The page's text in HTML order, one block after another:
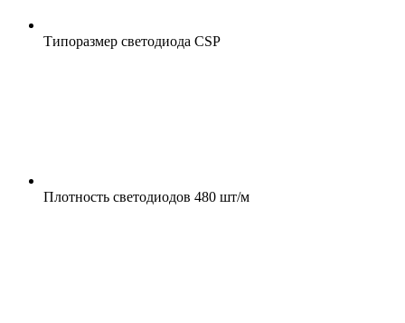
Типоразмер светодиода CSP
Плотность светодиодов 480 шт/м